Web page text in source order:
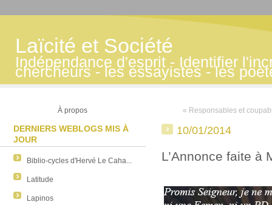
Laïcité et Société
Indépendance d'esprit - Identifier
chercheurs - les essayistes - les
À propos
DERNIERS WEBLOGS MIS À
JOUR
Biblio-cycles d'Hervé Le Caha...
Latitude
Lapinos
« Responsables et
10/01/2014
L’Annonce faite à